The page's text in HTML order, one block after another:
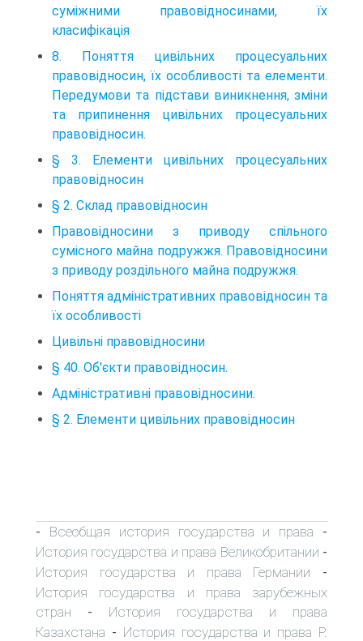
суміжними правовідносинами, їх
класифікація
8. Поняття цивільних процесуальних
правовідносин, їх особливості та елементи.
Передумови та підстави виникнення, зміни
та припинення цивільних процесуальних
правовідносин.
§ 3. Елементи цивільних процесуальних
правовідносин
§ 2. Склад правовідносин
Правовідносини з приводу спільного
сумісного майна подружжя. Правовідносини
з приводу роздільного майна подружжя.
Поняття адміністративних правовідносин та
їх особливості
Цивільні правовідносини
§ 40. Об'єкти правовідносин.
Адміністративні правовідносини.
§ 2. Елементи цивільних правовідносин
- Всеобщая история государства и права -
История государства и права Великобритании -
История государства и права Германии -
История государства и права зарубежных
стран - История государства и права
Казахстана - История государства и права Р.